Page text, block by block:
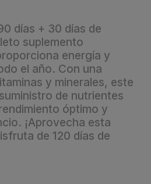
días + 30 días de
suplemento
energía y
el año. Con una
y minerales, este
de nutrientes
óptimo y
¡Aprovecha esta
de 120 días de